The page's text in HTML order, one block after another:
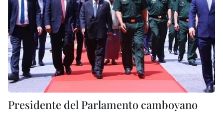
Presidente del Parlamento camboyano